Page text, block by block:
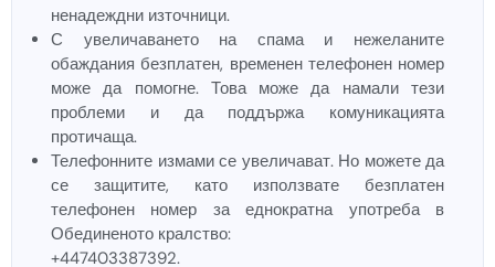
ненадеждни източници.
С увеличаването на спама и нежеланите
обаждания безплатен, временен телефонен номер
може да помогне. Това може да намали тези
проблеми и да поддържа комуникацията
протичаща.
Телефонните измами се увеличават. Но можете да
се защитите, като използвате безплатен
телефонен номер за еднократна употреба в
Обединеното кралство:
+447403387392.